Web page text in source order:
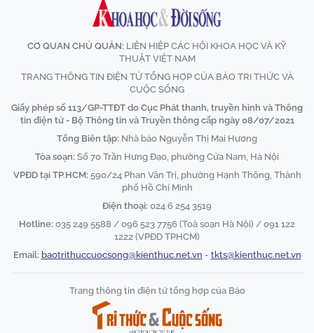
CƠ QUAN CHỦ QUẢN: LIÊN HIỆP CÁC HỘI KHOA HỌC VÀ KỸ
THUẬT VIỆT NAM
TRANG THÔNG TIN ĐIỆN TỬ TỔNG HỢP CỦA BÁO TRI THỨC VÀ
CUỘC SỐNG
Giấy phép số 113/GP-TTĐT do Cục Phát thanh, truyền hình và Thông
tin điện tử - Bộ Thông tin và Truyền thông cấp ngày 08/07/2021
Tổng Biên tập: Nhà báo Nguyễn Thị Mai Hương
Tòa soạn: Số 70 Trần Hưng Đạo, phường Cửa Nam, Hà Nội
VPĐD tại TP.HCM: 590/24 Phan Văn Trị, phường Hạnh Thông, Thành
phố Hồ Chí Minh
Điện thoại: 024 6 254 3519
Hotline: 035 249 5588 / 096 523 7756 (Toà soạn Hà Nội) / 091 122
1222 (VPĐD TPHCM)
Email: baotrithuccuocsong@kienthuc.net.vn - tkts@kienthuc.net.vn
Trang thông tin điện tử tổng hợp của Báo